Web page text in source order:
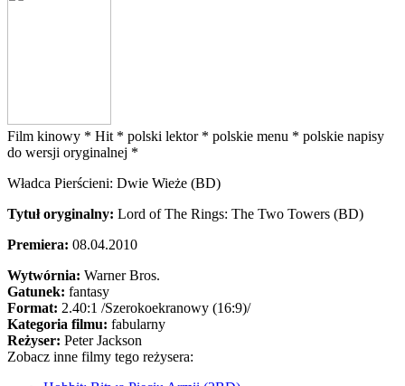
Film kinowy * Hit * polski lektor * polskie menu * polskie napisy
do wersji oryginalnej *
Władca Pierścieni: Dwie Wieże (BD)
Tytuł oryginalny: Lord of The Rings: The Two Towers (BD)
Premiera: 08.04.2010
Wytwórnia: Warner Bros.
Gatunek: fantasy
Format: 2.40:1 /Szerokoekranowy (16:9)/
Kategoria filmu: fabularny
Reżyser: Peter Jackson
Zobacz inne filmy tego reżysera: